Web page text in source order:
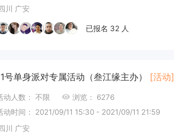
川 广安
已报名 32 人
号单身派对专属活动（叁江缘主办） [活动]
动人数： 不限
浏览： 6276
动时间： 2021/09/11 15:30 - 2021/09/11 21:59
川 广安